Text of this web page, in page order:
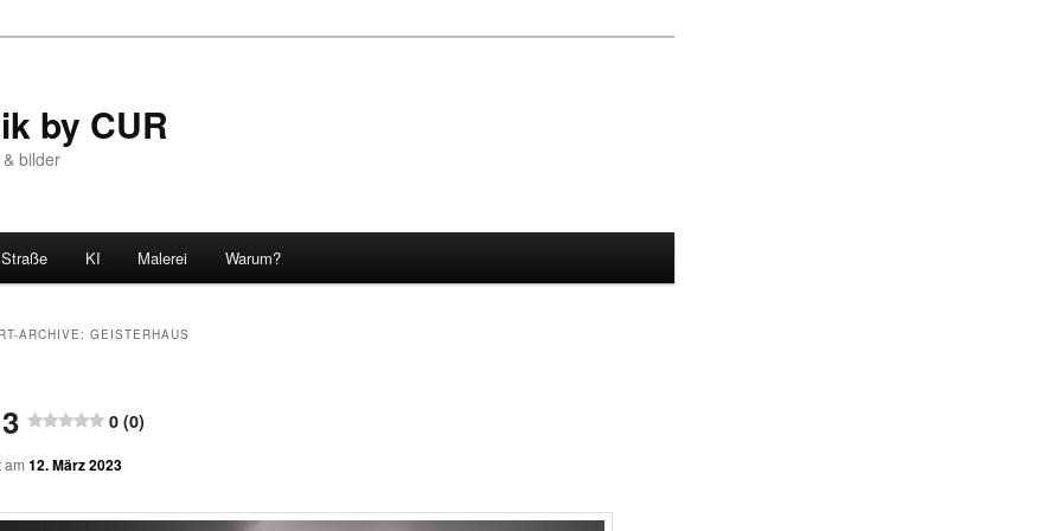
by CUR
bilder
Straße KI Malerei Warum?
ARCHIVE:GEISTERHAUS
0 (0)
am12. März 2023